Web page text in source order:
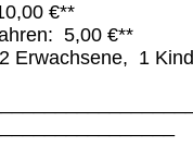
€**
5,00 €**
Erwachsene, 1